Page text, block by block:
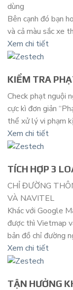
dùng
Bên cạnh đó bạn
và cả màu sắc xe
Xem chi tiết
KIỂM TRA
Check phạt nguội
cực kì đơn giản
thể xử lý vi phạm
Xem chi tiết
TÍCH HỢP 3
CHỈ ĐƯỜNG
VÀ NAVITEL
Khác với Google
được thì Vietmap
bản đồ chỉ đường
Xem chi tiết
TẬN HƯỞNG